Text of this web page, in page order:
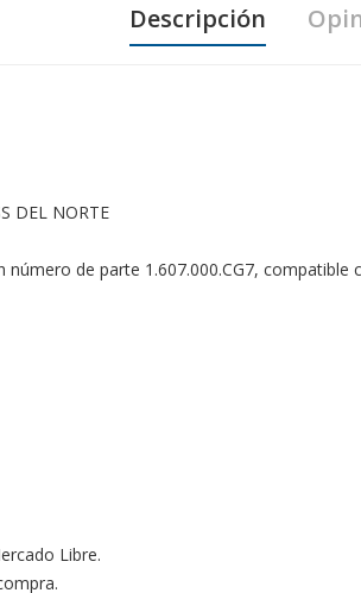
Descripción
DEL NORTE
de parte 1.607.000.CG7, compatible
Libre.